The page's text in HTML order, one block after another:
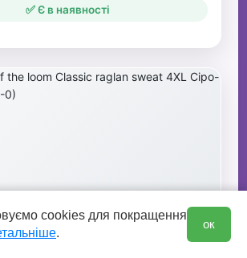
✅ Є в наявності
of the loom Classic raglan
cookies для покращення
.
ок
0